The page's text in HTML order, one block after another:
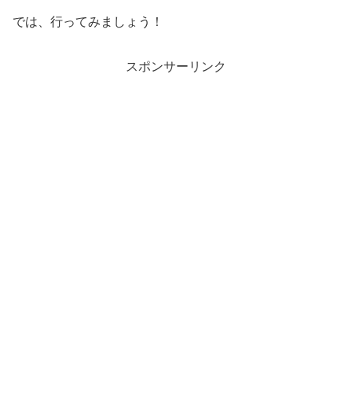
では、行ってみましょう！
スポンサーリンク